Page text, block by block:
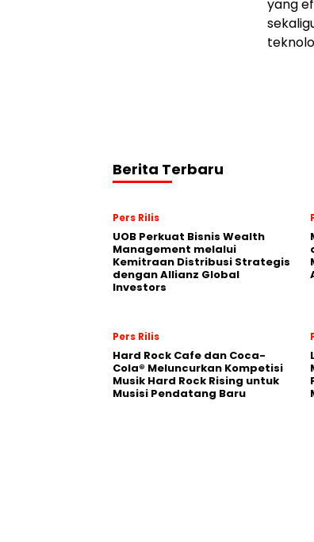
yang
Berita Terbaru
Pers Rilis
UOB Perkuat Bisnis Wealth
Management melalui
Kemitraan Distribusi Strategis
dengan Allianz Global
Investors
Pers Rilis
Hard Rock Cafe dan Coca-
Cola® Meluncurkan Kompetisi
Musik Hard Rock Rising untuk
Musisi Pendatang Baru